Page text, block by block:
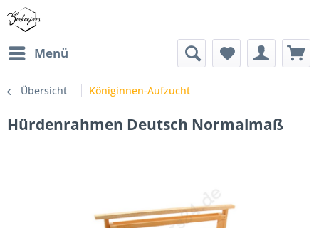
Menü
Übersicht Königinnen-Aufzucht
Hürdenrahmen Deutsch Normalmaß